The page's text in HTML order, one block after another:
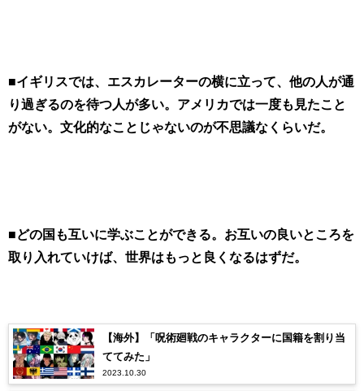
■イギリスでは、エスカレーターの横に立って、他の人が通
り過ぎるのを待つ人が多い。アメリカでは一度も見たこと
がない。文化的なことじゃないのが不思議なくらいだ。
■どの国も互いに学ぶことができる。お互いの良いところを
取り入れていけば、世界はもっと良くなるはずだ。
【海外】「呪術廻戦のキャラクターに国籍を割り当
ててみた」
2023.10.30